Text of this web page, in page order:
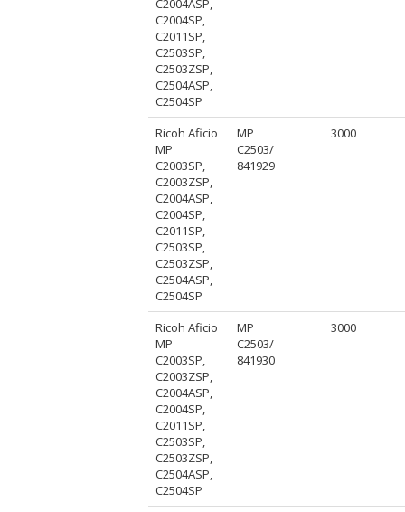
C2004SP,
C2011SP,
C2503SP,
C2503ZSP,
C2504ASP,
C2504SP
Ricoh Aficio
MP
C2003SP,
C2003ZSP,
C2004ASP,
C2004SP,
C2011SP,
C2503SP,
C2503ZSP,
C2504ASP,
C2504SP
MP
C2503/
841929
3000
Ricoh Aficio
MP
C2003SP,
C2003ZSP,
C2004ASP,
C2004SP,
C2011SP,
C2503SP,
C2503ZSP,
C2504ASP,
C2504SP
MP
C2503/
841930
3000